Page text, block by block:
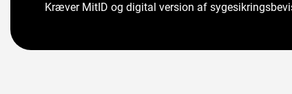
Kræver MitID og digital version af